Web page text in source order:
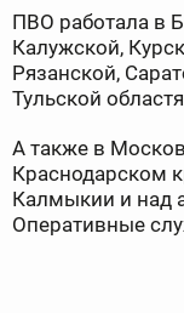
ПВО работала в
Калужской,
Рязанской,
Тульской
А также в
Краснодарском
Калмыкии и над
Оперативные